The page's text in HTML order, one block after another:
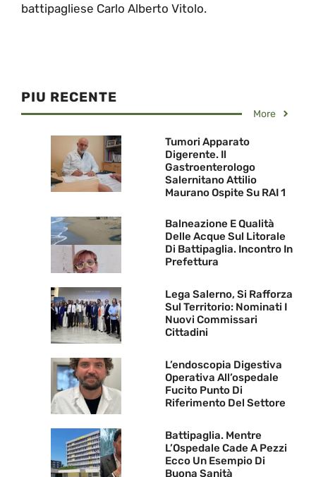
battipagliese Carlo Alberto Vitolo.
PIU RECENTE
More
Tumori Apparato
Digerente. Il
Gastroenterologo
Salernitano Attilio
Maurano Ospite Su RAI 1
Balneazione E Qualità
Delle Acque Sul Litorale
Di Battipaglia. Incontro In
Prefettura
Lega Salerno, Si Rafforza
Sul Territorio: Nominati I
Nuovi Commissari
Cittadini
L’endoscopia Digestiva
Operativa All’ospedale
Fucito Punto Di
Riferimento Del Settore
Battipaglia. Mentre
L’Ospedale Cade A Pezzi
Ecco Un Esempio Di
Buona Sanità